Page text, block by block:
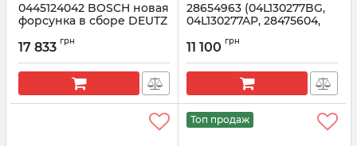
0445124042 BOSCH новая
форсунка в сборе DEUTZ
Артикул: 0445124042
17 833 грн
28654963 (04L130277BG,
04L130277AP, 28475604,
Форсунка
Артикул: 28654963
11 100 грн
Топ продаж